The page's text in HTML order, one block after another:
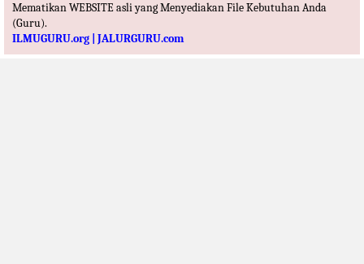
Mematikan WEBSITE asli yang Menyediakan File Kebutuhan Anda
(Guru).
ILMUGURU.org | JALURGURU.com